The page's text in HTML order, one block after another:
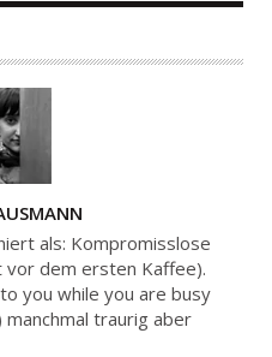
als: Kompromisslose
vor dem ersten Kaffee).
you while you are busy
manchmal traurig aber